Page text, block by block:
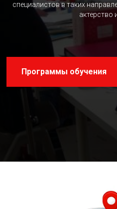
специалистов в таких
актерство
Программы обучения